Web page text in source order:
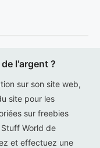
l'argent ?
sur son site web,
site pour les
sur freebies
World de
et effectuez une